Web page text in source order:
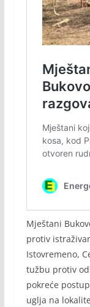
Mještani
protiv
Istovremeno,
tužbu protiv
pokreće
uglja na